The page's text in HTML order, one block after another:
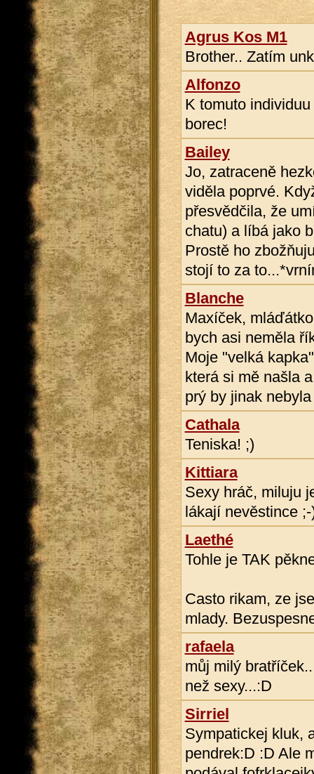
Agrus Kos M1
Brother.. Zatím
Alfonzo
K tomuto
borec!
Bailey
Jo, zatraceně
viděla poprvé.
přesvědčila, že
chatu) a líbá jako
Prostě ho
stojí to za
Blanche
Maxíček,
bych asi neměla
Moje "velká
která si mě našla
prý by jinak
Cathala
Teniska! ;)
Kittiara
Sexy hráč, miluju
lákají nevěstince ;-
Laethé
Tohle je TAK
Casto rikam, ze
mlady.
rafaela
můj milý
než sexy...:D
Sirriel
Sympatickej kluk,
pendrek:D :D Ale